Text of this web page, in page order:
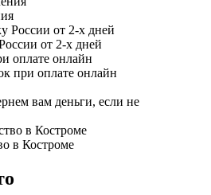
от 2-х дней
при оплате онлайн
вам деньги, если не
в Костроме